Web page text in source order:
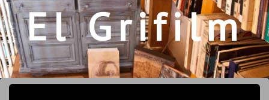
El Grifilm